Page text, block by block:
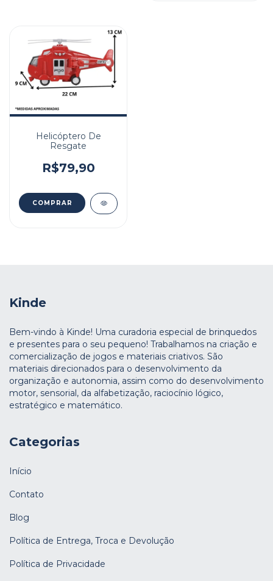
Helicóptero De
Resgate
R$79,90
Kinde
Bem-vindo à Kinde! Uma curadoria especial de brinquedos
e presentes para o seu pequeno! Trabalhamos na criação e
comercialização de jogos e materiais criativos. São
materiais direcionados para o desenvolvimento da
organização e autonomia, assim como do desenvolvimento
motor, sensorial, da alfabetização, raciocínio lógico,
estratégico e matemático.
Categorias
Início
Contato
Blog
Política de Entrega, Troca e Devolução
Política de Privacidade